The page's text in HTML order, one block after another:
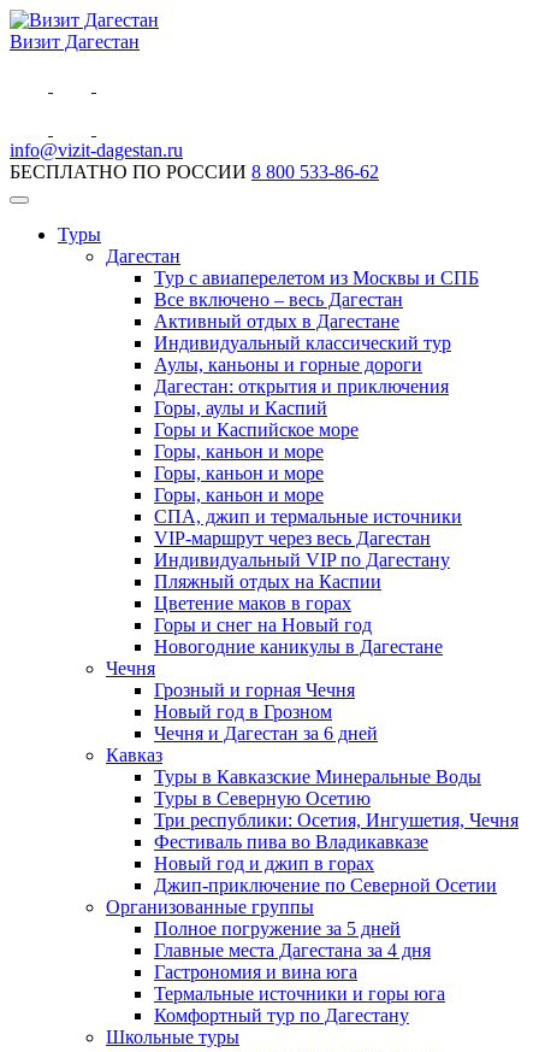
Визит Дагестан
info@vizit-dagestan.ru
БЕСПЛАТНО ПО РОССИИ 8 800 533-86-62
Туры
Дагестан
Тур с авиаперелетом из Москвы и СПБ
Все включено – весь Дагестан
Активный отдых в Дагестане
Индивидуальный классический тур
Аулы, каньоны и горные дороги
Дагестан: открытия и приключения
Горы, аулы и Каспий
Горы и Каспийское море
Горы, каньон и море
Горы, каньон и море
Горы, каньон и море
СПА, джип и термальные источники
VIP-маршрут через весь Дагестан
Индивидуальный VIP по Дагестану
Пляжный отдых на Каспии
Цветение маков в горах
Горы и снег на Новый год
Новогодние каникулы в Дагестане
Чечня
Грозный и горная Чечня
Новый год в Грозном
Чечня и Дагестан за 6 дней
Кавказ
Туры в Кавказские Минеральные Воды
Туры в Северную Осетию
Три республики: Осетия, Ингушетия, Чечня
Фестиваль пива во Владикавказе
Новый год и джип в горах
Джип-приключение по Северной Осетии
Организованные группы
Полное погружение за 5 дней
Главные места Дагестана за 4 дня
Гастрономия и вина юга
Термальные источники и горы юга
Комфортный тур по Дагестану
Школьные туры